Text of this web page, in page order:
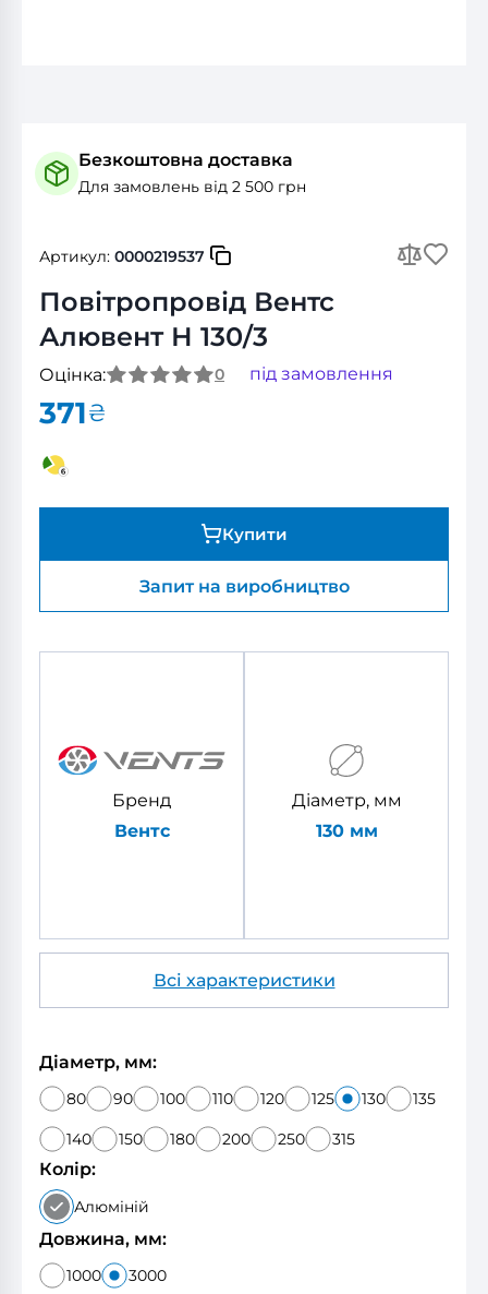
Безкоштовна доставка
Для замовлень від 2 500 грн
Артикул: 0000219537
Повітропровід Вентс
Алювент Н 130/3
Оцінка: 0 під замовлення
371₴
Купити
Запит на виробництво
Бренд
Вентс
Діаметр, мм
130 мм
Всі характеристики
Діаметр, мм:
80 90 100 110 120 125 130 135
140 150 180 200 250 315
Колір:
Алюміній
Довжина, мм:
1000 3000